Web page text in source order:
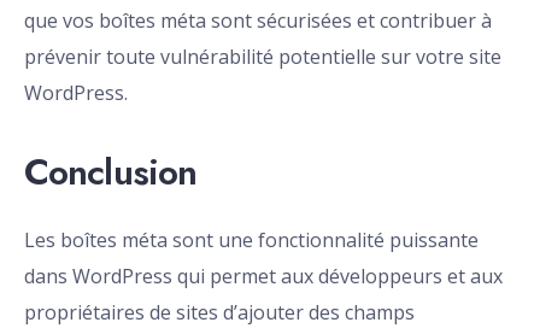
que vos boîtes méta sont sécurisées et contribuer à
prévenir toute vulnérabilité potentielle sur votre site
WordPress.
Conclusion
Les boîtes méta sont une fonctionnalité puissante
dans WordPress qui permet aux développeurs et aux
propriétaires de sites d’ajouter des champs